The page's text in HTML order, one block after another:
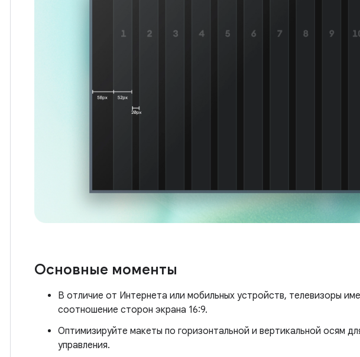
Основные моменты
В отличие от Интернета или мобильных устройств, телевизоры
соотношение сторон экрана 16:9.
Оптимизируйте макеты по горизонтальной и вертикальной осям
управления.